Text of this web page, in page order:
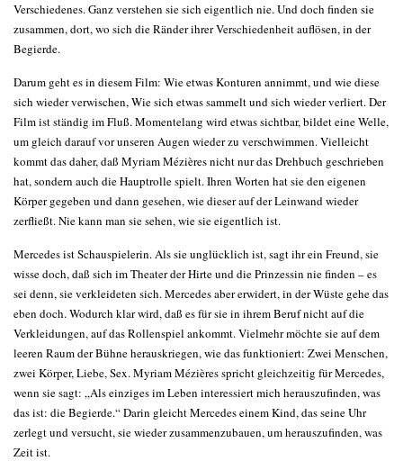
Verschiedenes. Ganz verstehen sie sich eigentlich nie. Und doch finden sie
zusammen, dort, wo sich die Ränder ihrer Verschiedenheit auflösen, in der
Begierde.
Darum geht es in diesem Film: Wie etwas Konturen annimmt, und wie diese
sich wieder verwischen, Wie sich etwas sammelt und sich wieder verliert. Der
Film ist ständig im Fluß. Momentelang wird etwas sichtbar, bildet eine Welle,
um gleich darauf vor unseren Augen wieder zu verschwimmen. Vielleicht
kommt das daher, daß Myriam Mézières nicht nur das Drehbuch geschrieben
hat, sondern auch die Hauptrolle spielt. Ihren Worten hat sie den eigenen
Körper gegeben und dann gesehen, wie dieser auf der Leinwand wieder
zerfließt. Nie kann man sie sehen, wie sie eigentlich ist.
Mercedes ist Schauspielerin. Als sie unglücklich ist, sagt ihr ein Freund, sie
wisse doch, daß sich im Theater der Hirte und die Prinzessin nie finden – es
sei denn, sie verkleideten sich. Mercedes aber erwidert, in der Wüste gehe das
eben doch. Wodurch klar wird, daß es für sie in ihrem Beruf nicht auf die
Verkleidungen, auf das Rollenspiel ankommt. Vielmehr möchte sie auf dem
leeren Raum der Bühne herauskriegen, wie das funktioniert: Zwei Menschen,
zwei Körper, Liebe, Sex. Myriam Mézières spricht gleichzeitig für Mercedes,
wenn sie sagt: „Als einziges im Leben interessiert mich herauszufinden, was
das ist: die Begierde.“ Darin gleicht Mercedes einem Kind, das seine Uhr
zerlegt und versucht, sie wieder zusammenzubauen, um herauszufinden, was
Zeit ist.